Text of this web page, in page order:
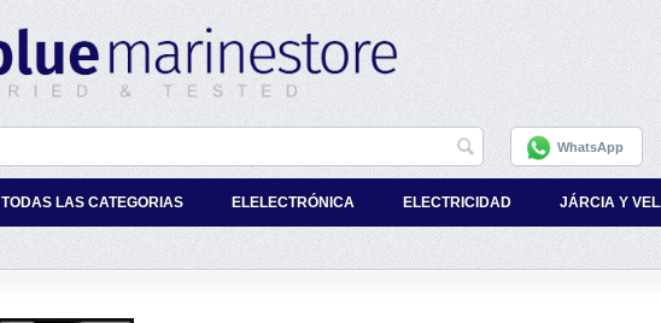
WhatsApp
TODAS LAS CATEGORIAS ELELECTRÓNICA ELECTRICIDAD JÁRCIA Y